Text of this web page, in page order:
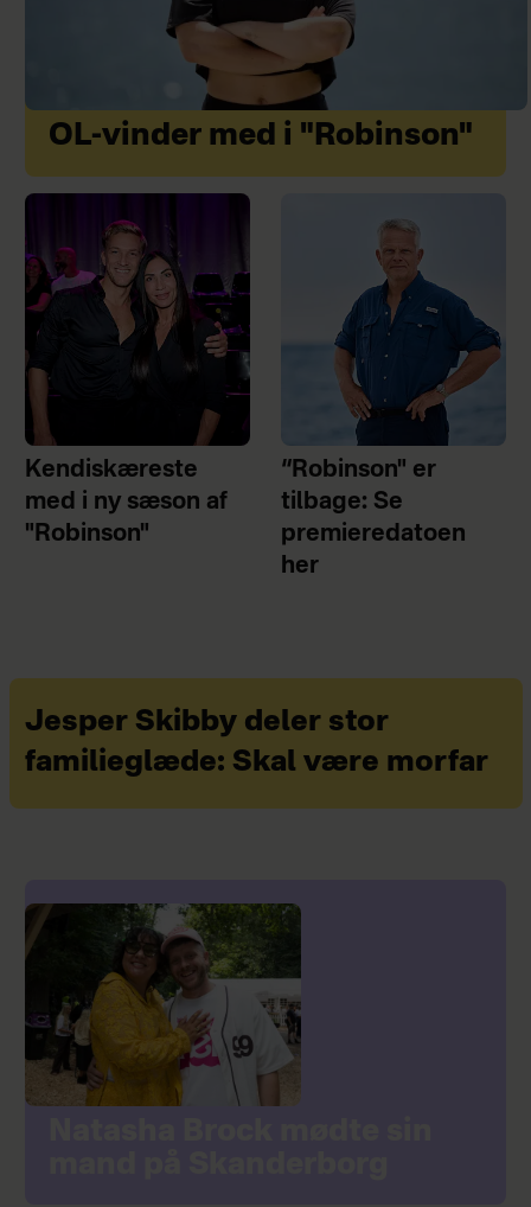
OL-vinder med i "Robinson"
Kendiskæreste
med i ny sæson af
"Robinson"
“Robinson" er
tilbage: Se
premieredatoen
her
Jesper Skibby deler stor
familieglæde: Skal være morfar